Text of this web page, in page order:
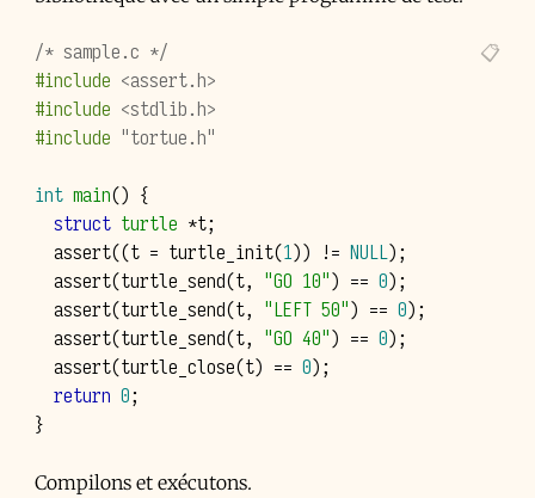
/* sample.c */
#include <assert.h>
#include <stdlib.h>
#include "tortue.h"
int main() {
struct turtle *t;
assert((t = turtle_init(1)) != NULL);
assert(turtle_send(t, "GO 10") == 0);
assert(turtle_send(t, "LEFT 50") == 0);
assert(turtle_send(t, "GO 40") == 0);
assert(turtle_close(t) == 0);
return 0;
}
Compilons et exécutons.